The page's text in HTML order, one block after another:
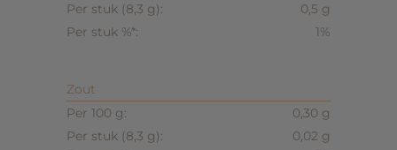
0,5 g
1%
Zout
0,30 g
0,02 g